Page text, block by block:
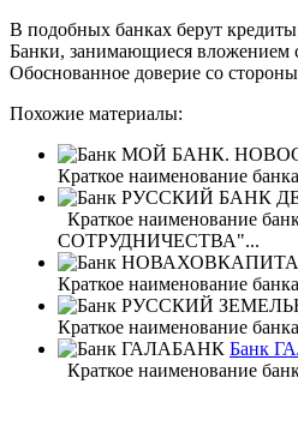
В подобных банках берут
Банки, занимающиеся вложением
Обоснованное доверие со
Похожие материалы:
Краткое наименование
Краткое
СОТРУДНИЧЕСТВА"...
Краткое наименование
Краткое наименование
Банк
Краткое